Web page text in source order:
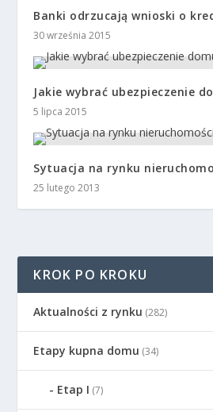
Banki odrzucają wnioski o
30 września 2015
Jakie wybrać ubezpieczenie
5 lipca 2015
Sytuacja na rynku
25 lutego 2013
KROK PO KROKU
Aktualności z rynku (282)
Etapy kupna domu (34)
Etap I (7)